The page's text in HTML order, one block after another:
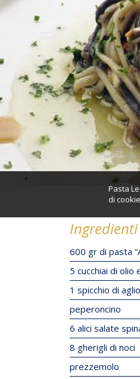
Pasta
di
600 gr di pasta
5 cucchiai di olio
1 spicchio di aglio
peperoncino
6 alici salate
8 gherigli di noci
prezzemolo